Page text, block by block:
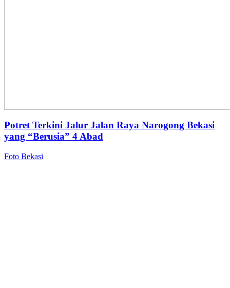
Potret Terkini Jalur Jalan Raya Narogong Bekasi
yang “Berusia” 4 Abad
Foto Bekasi